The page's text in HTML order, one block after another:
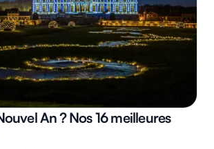
An ? Nos 16 meilleures